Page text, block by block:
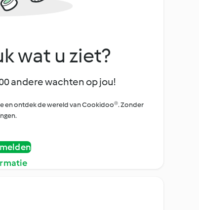
wat u ziet?
andere wachten op jou!
en ontdek de wereld van Cookidoo®. Zonder